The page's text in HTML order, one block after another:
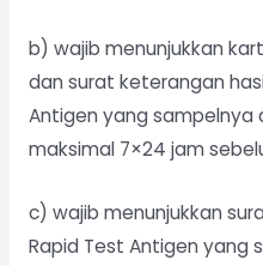
b) wajib menunjukkan
dan surat keterangan
Antigen yang sampelnya
maksimal 7×24 jam
c) wajib menunjukkan
Rapid Test Antigen yang